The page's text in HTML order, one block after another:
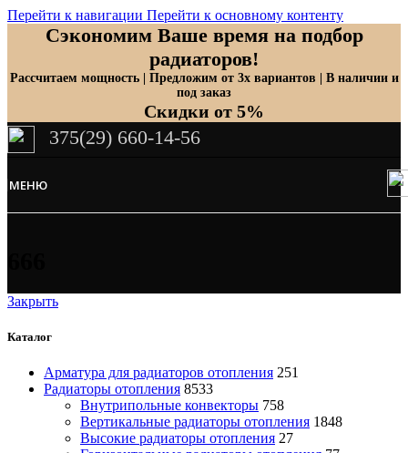
Перейти к навигации Перейти к основному контенту
Сэкономим Ваше время на подбор
радиаторов!
Рассчитаем мощность | Предложим от 3х вариантов | В наличии и
под заказ
Скидки от 5%
375(29) 660-14-56
МЕНЮ
Закрыть
Каталог
Арматура для радиаторов отопления 251
Радиаторы отопления 8533
Внутрипольные конвекторы 758
Вертикальные радиаторы отопления 1848
Высокие радиаторы отопления 27